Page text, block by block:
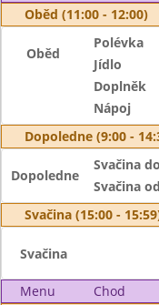
Oběd (11:00 - 12:00)
Oběd
Polévka
Jídlo
Doplněk
Nápoj
Dopoledne (9:00 -
Dopoledne
Svačina
Svačina
Svačina (15:00 -
Svačina
Menu Chod